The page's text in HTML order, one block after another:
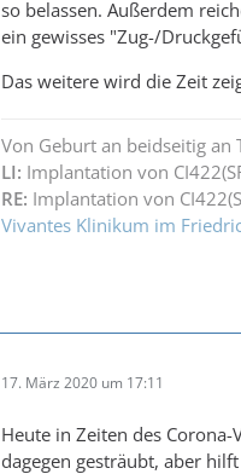
so belassen. Außerdem
ein gewisses "Zug-/
Das weitere wird die Zeit
Von Geburt an beidseitig
LI: Implantation von
RE: Implantation von
Vivantes Klinikum im
17. März 2020 um 17:11
Heute in Zeiten des
dagegen gesträubt, aber